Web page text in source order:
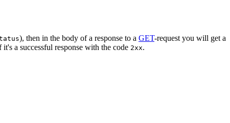
), then in the body of a response to a GET-request you will get a
a successful response with the code 2xx.